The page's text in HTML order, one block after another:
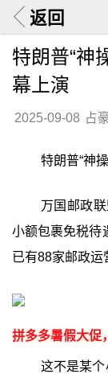
返回
特朗普“神
幕上演
2025-09-08 占
特朗普“神
万国邮政
小额包裹免税待
已有88家邮政运
拼多多暑假大促
这不是某